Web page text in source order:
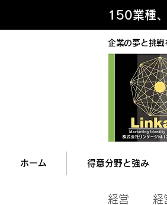
150業種
企業の夢と挑
ホーム 得意分野と強み
経営 経